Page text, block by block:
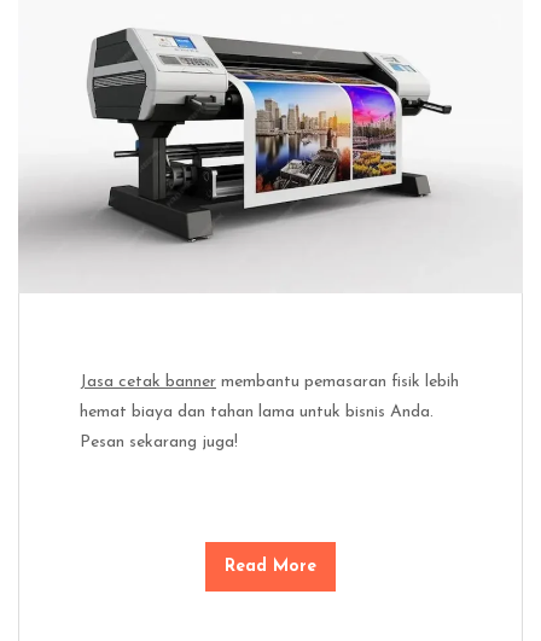
Jasa cetak banner membantu pemasaran fisik lebih
hemat biaya dan tahan lama untuk bisnis Anda.
Pesan sekarang juga!
Read More